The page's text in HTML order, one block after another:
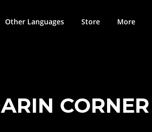
Other Languages Store More
CORNER